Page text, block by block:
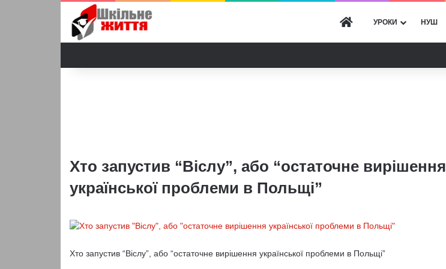
ГОЛОВНА
УРОКИ НУШ
Хто запустив “Віслу”, або “остаточне вирішення
української проблеми в Польщі”
Хто запустив “Віслу”, або “остаточне вирішення української проблеми в Польщі”